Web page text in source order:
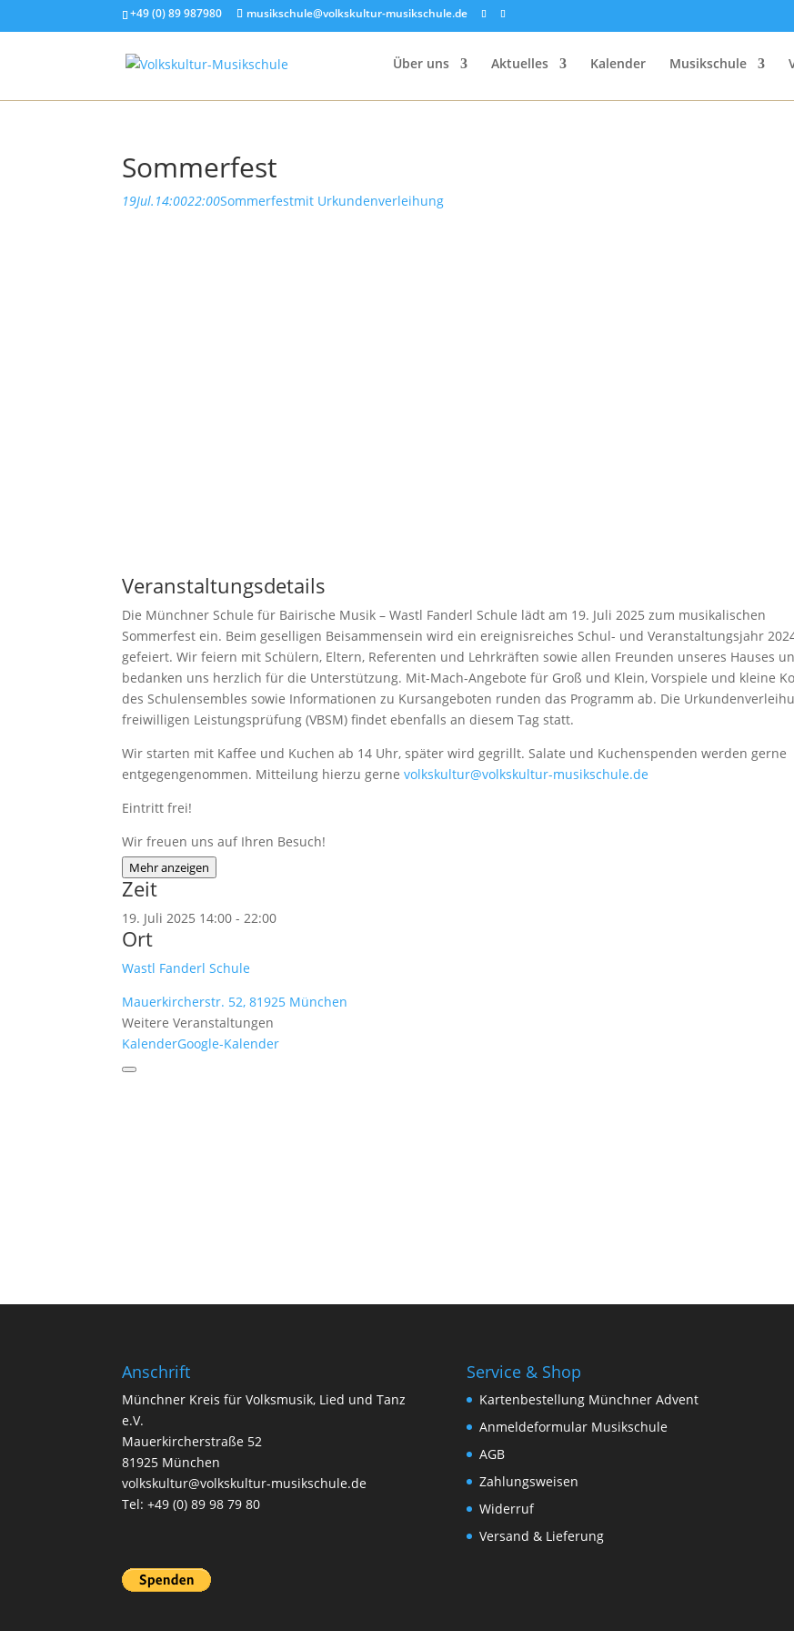
+49 (0) 89 987980 musikschule@volkskultur-musikschule.de
Über uns Aktuelles Kalender Musikschule
Sommerfest
19Jul. 14:0022:00Sommerfestmit Urkundenverleihung
Veranstaltungsdetails
Die Münchner Schule für Bairische Musik – Wastl Fanderl Schule lädt am 19. Juli 2025 zum musikalischen
Sommerfest ein. Beim geselligen Beisammensein wird ein ereignisreiches Schul- und Veranstaltungsjahr
gefeiert. Wir feiern mit Schülern, Eltern, Referenten und Lehrkräften sowie allen Freunden unseres Hauses
bedanken uns herzlich für die Unterstützung. Mit-Mach-Angebote für Groß und Klein, Vorspiele und kleine
des Schulensembles sowie Informationen zu Kursangeboten runden das Programm ab. Die
freiwilligen Leistungsprüfung (VBSM) findet ebenfalls an diesem Tag statt.
Wir starten mit Kaffee und Kuchen ab 14 Uhr, später wird gegrillt. Salate und Kuchenspenden werden gerne
entgegengenommen. Mitteilung hierzu gernevolkskultur@volkskultur-musikschule.de
Eintritt frei!
Wir freuen uns auf Ihren Besuch!
Mehr anzeigen
Zeit
19. Juli 2025 14:00 -22:00
Ort
Wastl Fanderl Schule
Mauerkircherstr. 52, 81925 München
Weitere Veranstaltungen
KalenderGoogle-Kalender
Anschrift
Münchner Kreis für Volksmusik, Lied und Tanz
e.V.
Mauerkircherstraße 52
81925 München
volkskultur@volkskultur-musikschule.de
Tel: +49 (0) 89 98 79 80
Service & Shop
Kartenbestellung Münchner Advent
Anmeldeformular Musikschule
AGB
Zahlungsweisen
Widerruf
Versand & Lieferung